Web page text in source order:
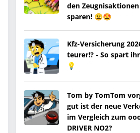
den
sparen! 😀🤩
Kfz-Versicherung
teurer!? - So spart
💡
Tom by TomTom
gut ist der neue
im Vergleich zum
DRIVER NO2?